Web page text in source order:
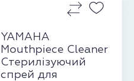
YAMAHA
Mouthpiece Cleaner
Cтерилізуючий
cпрей для